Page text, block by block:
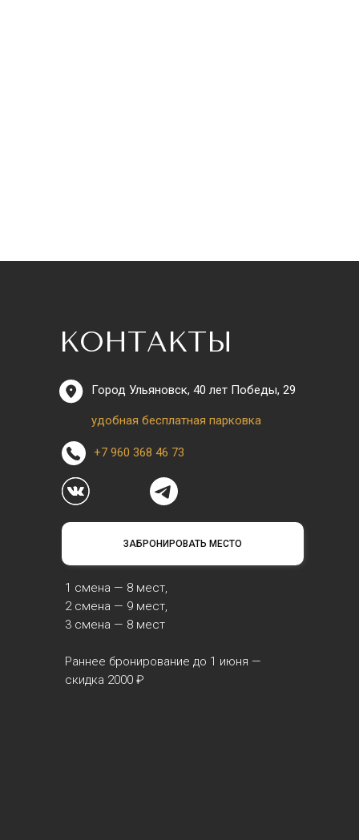
КОНТАКТЫ
+7 960 368 46 73
удобная бесплатная парковка
Город Ульяновск, 40 лет Победы, 29
1 смена — 8 мест,
2 смена — 9 мест,
3 смена — 8 мест
Раннее бронирование до 1 июня —
скидка 2000 ₽
ЗАБРОНИРОВАТЬ МЕСТО